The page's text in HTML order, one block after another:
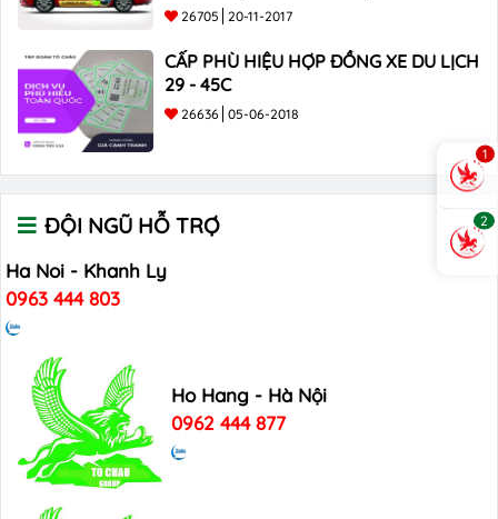
26705 20-11-2017
CẤP PHÙ HIỆU HỢP ĐỒNG XE DU LỊCH
29 - 45C
26636 05-06-2018
ĐỘI NGŨ HỖ TRỢ
Ha Noi - Khanh Ly
0963 444 803
Ho Hang - Hà Nội
0962 444 877
1
2